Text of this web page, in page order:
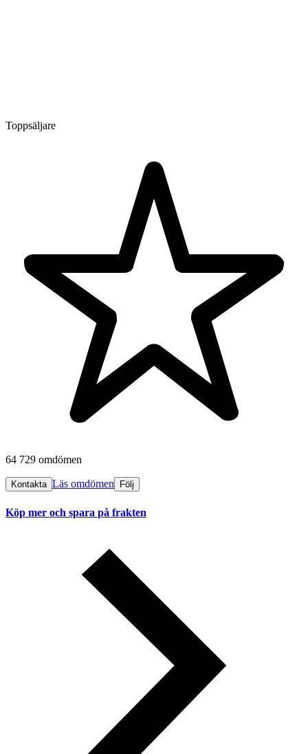
Toppsäljare
64 729 omdömen
Kontakta Läs omdömen Följ
Köp mer och spara på frakten